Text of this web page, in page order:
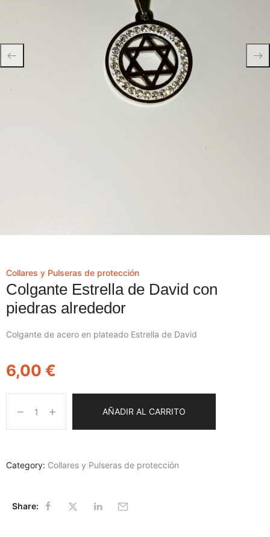
Collares y Pulseras de protección
Colgante Estrella de David con
piedras alrededor
Colgante de acero en plateado Estrella de David
6,00 €
AÑADIR AL CARRITO
Category: Collares y Pulseras de protección
Share: